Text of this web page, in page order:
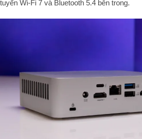
tuyến Wi-Fi 7 và Bluetooth 5.4 bên trong.